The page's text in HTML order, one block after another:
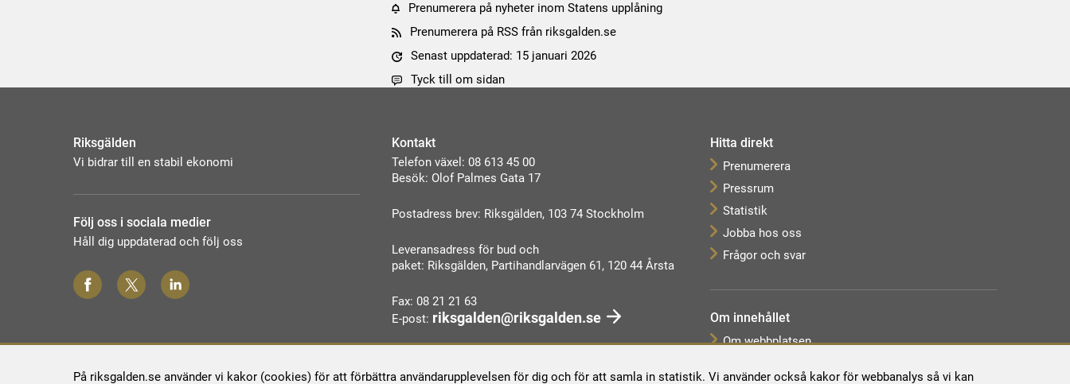
På riksgalden.se använder vi kakor (cookies) för att förbättra användarupplevelsen för dig och för att samla in statistik. Vi använder också kakor för webbanalys så vi kan
Prenumerera på nyheter inom Statens upplåning
Prenumerera på RSS från riksgalden.se
Senast uppdaterad: 15 januari 2026
Tyck till om sidan
Riksgälden
Vi bidrar till en stabil ekonomi
Följ oss i sociala medier
Håll dig uppdaterad och följ oss
Kontakt
Telefon växel: 08 613 45 00
Besök: Olof Palmes Gata 17
Postadress brev: Riksgälden, 103 74 Stockholm
Leveransadress för bud och
paket: Riksgälden, Partihandlarvägen 61, 120 44 Årsta
Fax: 08 21 21 63
E-post: riksgalden@riksgalden.se
Hitta direkt
Prenumerera
Pressrum
Statistik
Jobba hos oss
Frågor och svar
Om innehållet
Om webbplatsen